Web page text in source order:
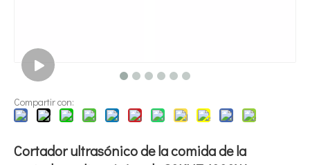
Compartir con:
Cortador ultrasónico de la comida de la